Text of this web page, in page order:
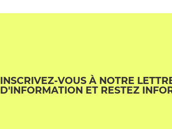
INSCRIVEZ-VOUS À NOTRE
D'INFORMATION ET RESTEZ